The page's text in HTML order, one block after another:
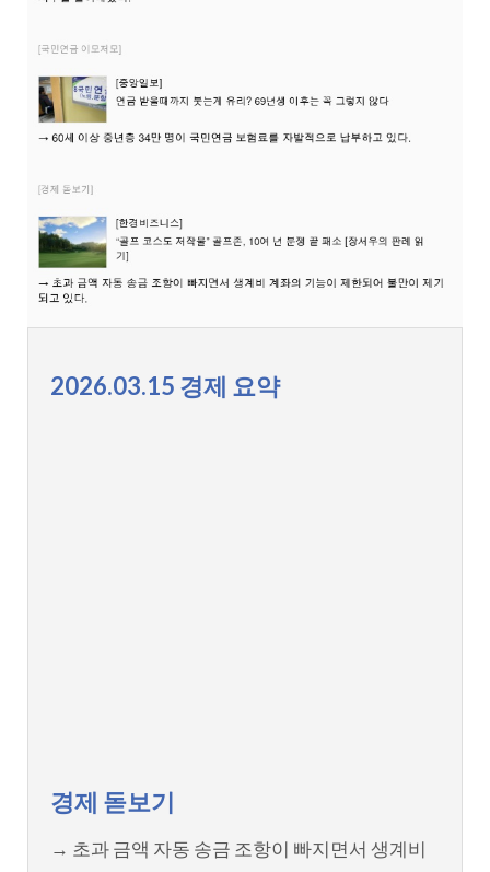
2026.03.15 경제 요약
경제 돋보기
→ 초과 금액 자동 송금 조항이 빠지면서 생계비